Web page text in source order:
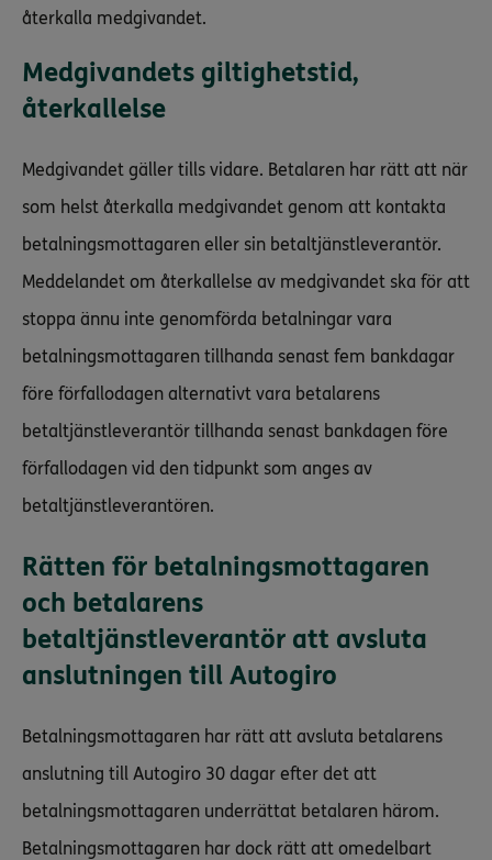
återkalla medgivandet.
Medgivandets giltighetstid,
återkallelse
Medgivandet gäller tills vidare. Betalaren har rätt att när
som helst återkalla medgivandet genom att kontakta
betalningsmottagaren eller sin betaltjänstleverantör.
Meddelandet om återkallelse av medgivandet ska för att
stoppa ännu inte genomförda betalningar vara
betalningsmottagaren tillhanda senast fem bankdagar
före förfallodagen alternativt vara betalarens
betaltjänstleverantör tillhanda senast bankdagen före
förfallodagen vid den tidpunkt som anges av
betaltjänstleverantören.
Rätten för betalningsmottagaren
och betalarens
betaltjänstleverantör att avsluta
anslutningen till Autogiro
Betalningsmottagaren har rätt att avsluta betalarens
anslutning till Autogiro 30 dagar efter det att
betalningsmottagaren underrättat betalaren härom.
Betalningsmottagaren har dock rätt att omedelbart